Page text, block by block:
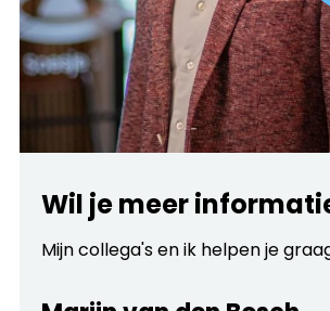
Wil je meer
Mijn collega's en ik helpen je